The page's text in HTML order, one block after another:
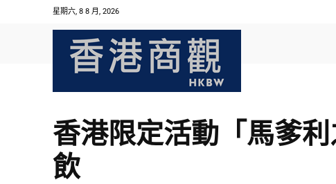
星期六, 8 8 月, 2026
香港限定活動「馬爹
飲